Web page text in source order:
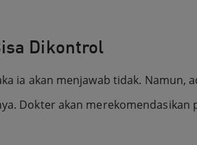
Dikontrol
ia akan menjawab tidak.
Dokter akan merekomendasikan